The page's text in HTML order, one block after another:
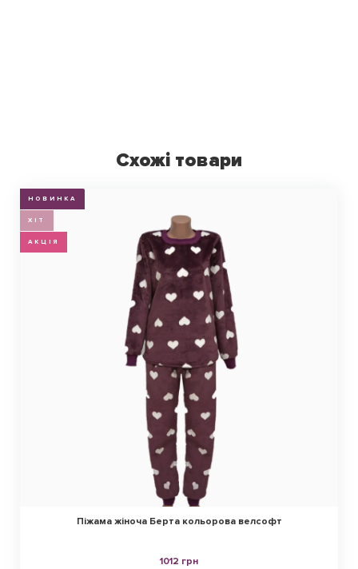
Схожі товари
НОВИНКА
ХІТ
АКЦІЯ
Піжама жіноча Берта кольорова велсофт
1012 грн